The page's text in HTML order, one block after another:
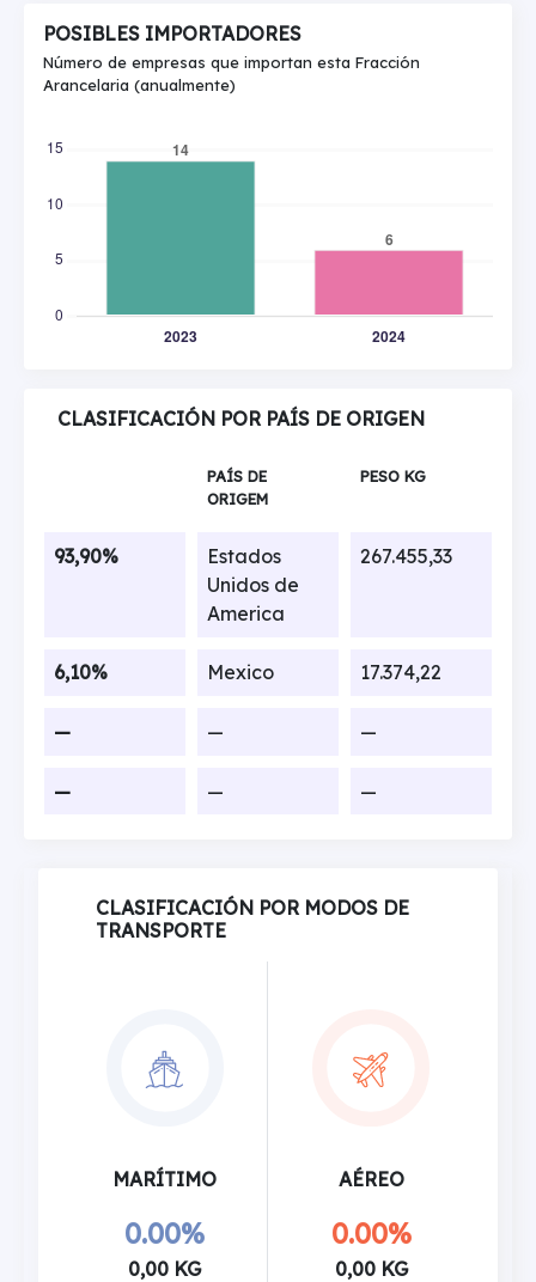
POSIBLES IMPORTADORES
Número de empresas que importan esta Fracción
Arancelaria (anualmente)
CLASIFICACIÓN POR PAÍS DE ORIGEN
PAÍS DE
ORIGEM
PESO KG
93,90%
Estados
Unidos de
America
267.455,33
6,10% Mexico 17.374,22
— — —
— — —
CLASIFICACIÓN POR MODOS DE
TRANSPORTE
MARÍTIMO
0.00%
0,00 KG
AÉREO
0.00%
0,00 KG